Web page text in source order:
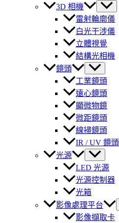
3D 相機
雷射輪廓儀
白光干涉儀
立體視覺
結構光相機
鏡頭
工業鏡頭
遠心鏡頭
顯微物鏡
微距鏡頭
線掃鏡頭
IR / UV 鏡頭
光源
LED 光源
光源控制器
光箱
影像處理平台
影像擷取卡